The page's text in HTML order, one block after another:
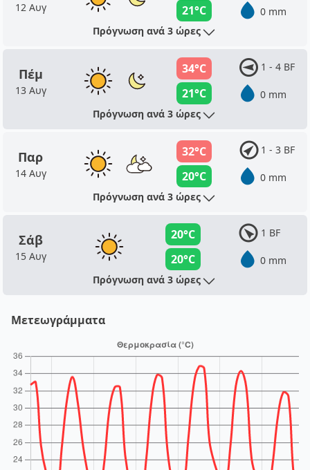
12 Αυγ
21°C
0 mm
Πρόγνωση ανά 3 ώρες
Πέμ
13 Αυγ
34°C
21°C
1 - 4 BF
0 mm
Πρόγνωση ανά 3 ώρες
Παρ
14 Αυγ
32°C
20°C
1 - 3 BF
0 mm
Πρόγνωση ανά 3 ώρες
Σάβ
15 Αυγ
20°C
20°C
1 BF
0 mm
Πρόγνωση ανά 3 ώρες
Μετεωγράμματα